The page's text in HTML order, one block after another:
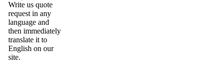
Write us quote
request in any
language and
then immediately
translate it to
English on our
site.